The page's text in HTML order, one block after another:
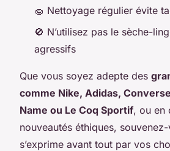
🧽 Nettoyage régulier évite
🚫 N’utilisez pas le sèche-
agressifs
Que vous soyez adepte des
comme Nike, Adidas,
Name ou Le Coq Sportif, ou en
nouveautés éthiques,
s’exprime avant tout par vos